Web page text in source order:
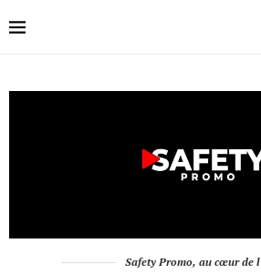
Safety Promo, au cœur de